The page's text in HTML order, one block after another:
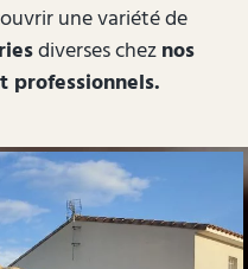
une variété de
diverses cheznos
professionnels.